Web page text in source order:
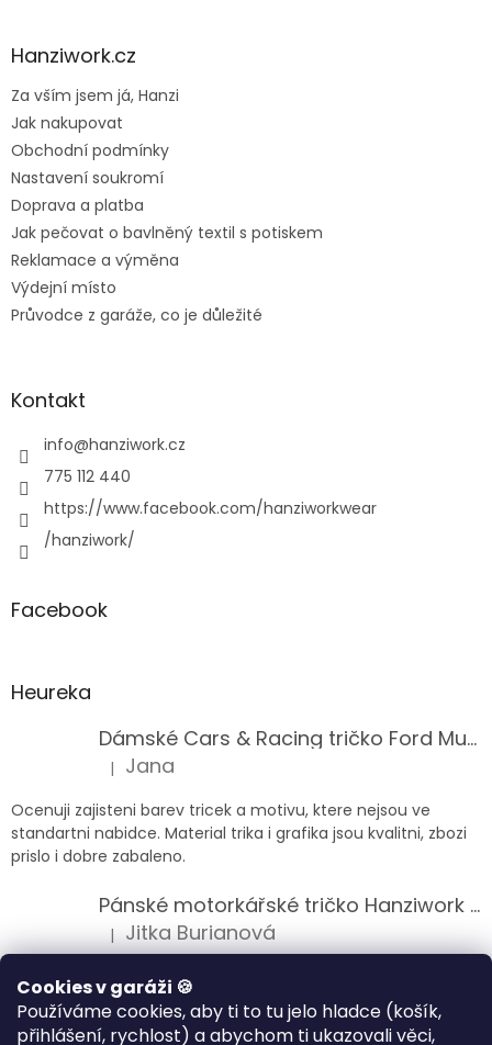
Cookies v garáži 🍪
Používáme cookies, aby ti to tu jelo hladce (košík,
přihlášení, rychlost) a abychom ti ukazovali věci,
aHanziwork.cz
Za vším jsem já, Hanzi
Jak nakupovat
Obchodní podmínky
Nastavení soukromí
Doprava a platba
Jak pečovat o bavlněný textil s potiskem
Reklamace a výměna
Výdejní místo
Průvodce z garáže, co je důležité
Kontakt
info@hanziwork.cz
775 112 440
https://www.facebook.com/hanziworkwear
/hanziwork/
Facebook
Heureka
Dámské Cars & Racing tričko Ford Mustang 5. generace
Hodnocení produktu je 5 z 5 hvězdiček.
| Jana
Ocenuji zajisteni barev tricek a motivu, ktere nejsou ve
standartni nabidce. Material trika i grafika jsou kvalitni, zbozi
prislo i dobre zabaleno.
Pánské motorkářské tričko Hanziwork Custom Bobber
Hodnocení produktu je 5 z 5 hvězdiček.
| Jitka Burianová
Splnil očekávání na jedničku